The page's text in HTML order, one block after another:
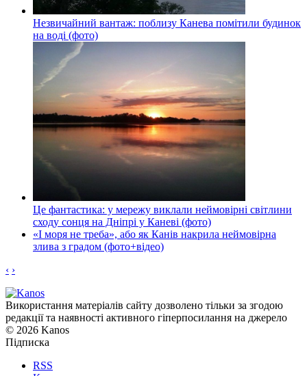
Незвичайний вантаж: поблизу Канева помітили будинок
на воді (фото)
Це фантастика: у мережу виклали неймовірні світлини
сходу сонця на Дніпрі у Каневі (фото)
«І моря не треба», або як Канів накрила неймовірна
злива з градом (фото+відео)
‹ ›
Використання матеріалів сайту дозволено тільки за згодою
редакції та наявності активного гіперпосилання на джерело
© 2026 Kanos
Підписка
RSS